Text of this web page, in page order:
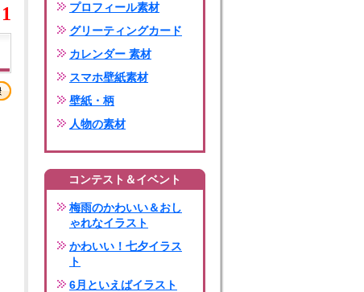
1
プロフィール素材
グリーティングカード
カレンダー 素材
スマホ壁紙素材
壁紙・柄
人物の素材
コンテスト＆イベント
梅雨のかわいい＆おし
ゃれなイラスト
かわいい！七夕イラス
ト
6月といえばイラスト